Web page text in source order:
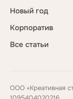
Новый год
Корпоратив
Все статьи
ООО «Креативная